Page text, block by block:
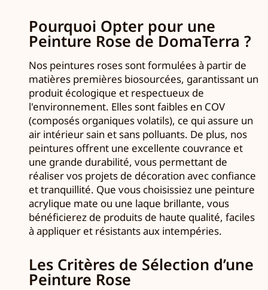
Pourquoi Opter pour une
Peinture Rose de DomaTerra ?
Nos peintures roses sont formulées à partir de
matières premières biosourcées, garantissant un
produit écologique et respectueux de
l'environnement. Elles sont faibles en COV
(composés organiques volatils), ce qui assure un
air intérieur sain et sans polluants. De plus, nos
peintures offrent une excellente couvrance et
une grande durabilité, vous permettant de
réaliser vos projets de décoration avec confiance
et tranquillité. Que vous choisissiez une peinture
acrylique mate ou une laque brillante, vous
bénéficierez de produits de haute qualité, faciles
à appliquer et résistants aux intempéries.
Les Critères de Sélection d’une
Peinture Rose